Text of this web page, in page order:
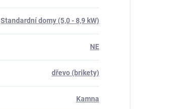
Standardní domy (5,0 - 8,9 kW)
NE
dřevo (brikety)
Kamna